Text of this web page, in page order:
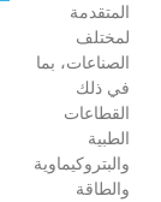
المتقدمة
لمختلف
الصناعات، بما
في ذلك
القطاعات
الطبية
والبتروكيماوية
والطاقة